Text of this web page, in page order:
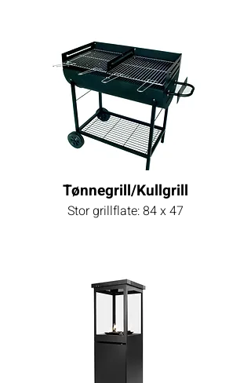
Tønnegrill/Kullgrill
Storgrillflate: 84 x 47